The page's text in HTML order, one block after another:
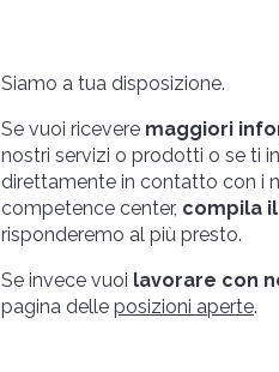
Siamo a tua disposizione.
Se vuoi ricevere maggiori
nostri servizi o prodotti o se ti
direttamente in contatto con i
competence center, compila
risponderemo al più presto.
Se invece vuoi lavorare con
pagina delle posizioni aperte.